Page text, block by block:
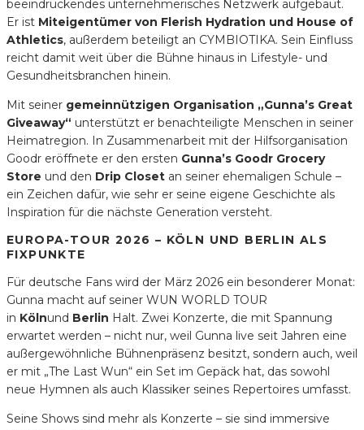
beeindruckendes unternehmerisches Netzwerk aufgebaut.
Er ist Miteigentümer von Flerish Hydration und House of
Athletics, außerdem beteiligt an CYMBIOTIKA. Sein Einfluss
reicht damit weit über die Bühne hinaus in Lifestyle- und
Gesundheitsbranchen hinein.
Mit seiner gemeinnützigen Organisation „Gunna’s Great
Giveaway“ unterstützt er benachteiligte Menschen in seiner
Heimatregion. In Zusammenarbeit mit der Hilfsorganisation
Goodr eröffnete er den ersten Gunna’s Goodr Grocery
Store und den Drip Closet an seiner ehemaligen Schule –
ein Zeichen dafür, wie sehr er seine eigene Geschichte als
Inspiration für die nächste Generation versteht.
EUROPA-TOUR 2026 – KÖLN UND BERLIN ALS
FIXPUNKTE
Für deutsche Fans wird der März 2026 ein besonderer Monat:
Gunna macht auf seiner WUN WORLD TOUR
in Kölnund Berlin Halt. Zwei Konzerte, die mit Spannung
erwartet werden – nicht nur, weil Gunna live seit Jahren eine
außergewöhnliche Bühnenpräsenz besitzt, sondern auch, weil
er mit „The Last Wun“ ein Set im Gepäck hat, das sowohl
neue Hymnen als auch Klassiker seines Repertoires umfasst.
Seine Shows sind mehr als Konzerte – sie sind immersive